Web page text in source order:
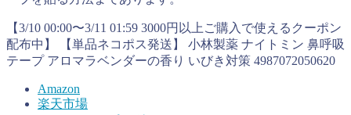
【3/10 00:00〜3/11 01:59 3000円以上ご購入で使えるクーポン
配布中】 【単品ネコポス発送】 小林製薬 ナイトミン 鼻呼吸
テープ アロマラベンダーの香り いびき対策 4987072050620
Amazon
楽天市場